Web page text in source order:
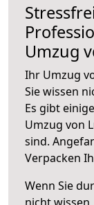
Umzug
Ihr Umzug
Sie wissen
Es gibt
Umzug von
sind.
Verpacken
Wenn Sie